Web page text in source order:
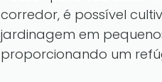
corredor, é possível
jardinagem em
proporcionando um